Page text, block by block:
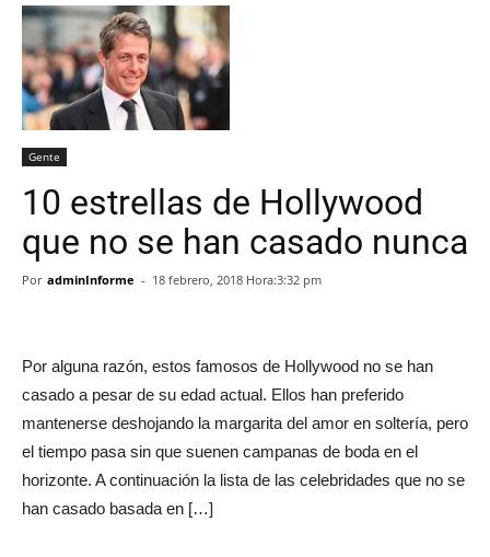
Gente
10 estrellas de Hollywood
que no se han casado nunca
Por adminInforme - 18 febrero, 2018 Hora:3:32 pm
Ρor alguna razón, estos famosos de Hollywood no se han
casado a pesar de su edad actual. Ellos han preferido
mantenerse deshojando la margarita del amor en soltería, pero
el tiempo pasa sin que suenen campanas de boda en el
horizonte. A continuación la lista de las celebridades que no se
han casado basada en […]